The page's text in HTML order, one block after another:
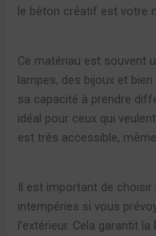
le béton créatif est votre
Ce matériau est souvent
lampes, des bijoux et
sa capacité à prendre
idéal pour ceux qui
est très accessible,
Il est important de
intempéries si vous
l’extérieur. Cela garantit la